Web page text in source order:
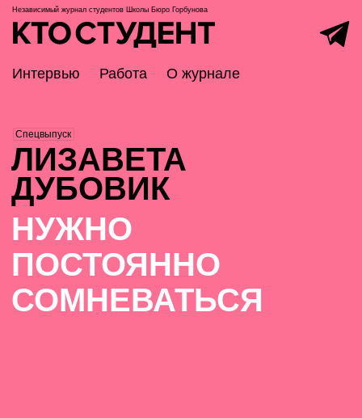
Независимый журнал студентов Школы Бюро Горбунова
Интервью Работа О журнале
Спецвыпуск
ЛИЗАВЕТА
ДУБОВИК
НУЖНО
ПОСТОЯННО
СОМНЕВАТЬСЯ